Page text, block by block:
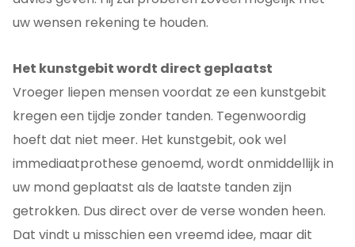
uw wensen rekening te houden.
Het kunstgebit wordt direct geplaatst
Vroeger liepen mensen voordat ze een kunstgebit
kregen een tijdje zonder tanden. Tegenwoordig
hoeft dat niet meer. Het kunstgebit, ook wel
immediaatprothese genoemd, wordt onmiddellijk in
uw mond geplaatst als de laatste tanden zijn
getrokken. Dus direct over de verse wonden heen.
Dat vindt u misschien een vreemd idee, maar dit